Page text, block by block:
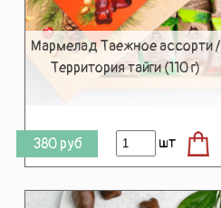
Мармелад Таежное ассорти /
Территория тайги (110 г)
380 руб шт